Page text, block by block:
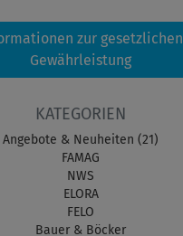
zur gesetzlichen
Gewährleistung
KATEGORIEN
Angebote & Neuheiten (21)
FAMAG
NWS
ELORA
FELO
Bauer & Böcker